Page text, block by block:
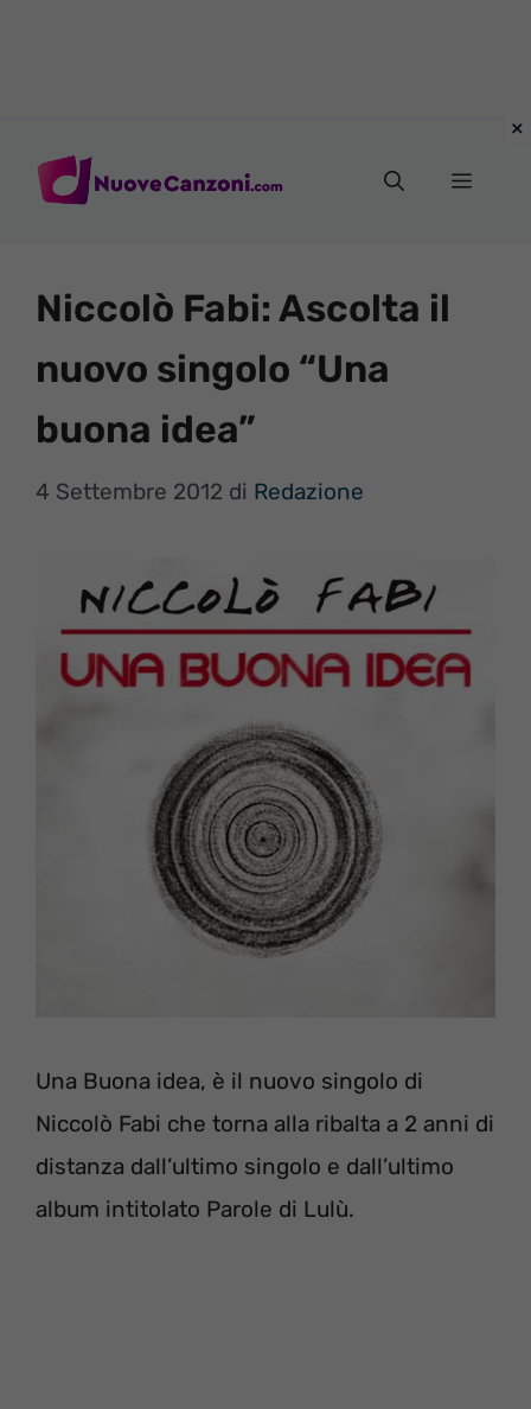
Menu
Niccolò Fabi: Ascolta il
nuovo singolo “Una
buona idea”
4 Settembre 2012 di Redazione
Una Buona idea, è il nuovo singolo di
Niccolò Fabi che torna alla ribalta a 2 anni di
distanza dall’ultimo singolo e dall’ultimo
album intitolato Parole di Lulù.